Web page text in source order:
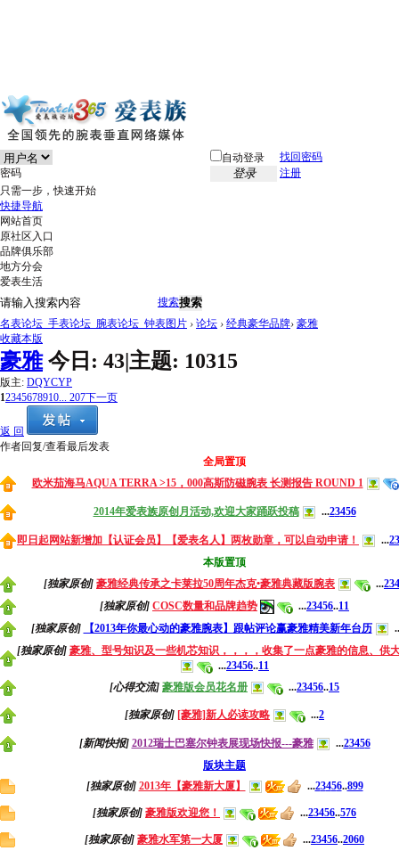
自动登录
找回密码
密码
登录
注册
只需一步，快速开始
快捷导航
网站首页
原社区入口
品牌俱乐部
地方分会
爱表生活
搜索搜索
名表论坛_手表论坛_腕表论坛_钟表图片 › 论坛 › 经典豪华品牌› 豪雅
收藏本版
豪雅 今日: 43|主题: 10315
版主: DQYCYP
12345678910... 207下一页
返 回
作者回复/查看最后发表
全局置顶
欧米茄海马AQUA TERRA >15，000高斯防磁腕表 长测报告 ROUND 1
2014年爱表族原创月活动,欢迎大家踊跃投稿 ...23456
即日起网站新增加【认证会员】【爱表名人】两枚勋章，可以自动申请！ ...23
本版置顶
[独家原创] 豪雅经典传承之卡莱拉50周年杰克•豪雅典藏版腕表 ...234
[独家原创] COSC数量和品牌趋势 ...23456..11
[独家原创]
【2013年你最心动的豪雅腕表】跟帖评论赢豪雅精美新年台历
[独家原创] 豪雅、型号知识及一些机芯知识，，，，收集了一点豪雅的信息、供
...23456..11
[心得交流] 豪雅版会员花名册 ...23456..15
[独家原创] [豪雅]新人必读攻略 ...2
[新闻快报] 2012瑞士巴塞尔钟表展现场快报---豪雅 ...23456
版块主题
[独家原创] 2013年【豪雅新大厦】 ...23456..899
[独家原创] 豪雅版欢迎您！ ...23456..576
[独家原创] 豪雅水军第一大厦 ...23456..2060